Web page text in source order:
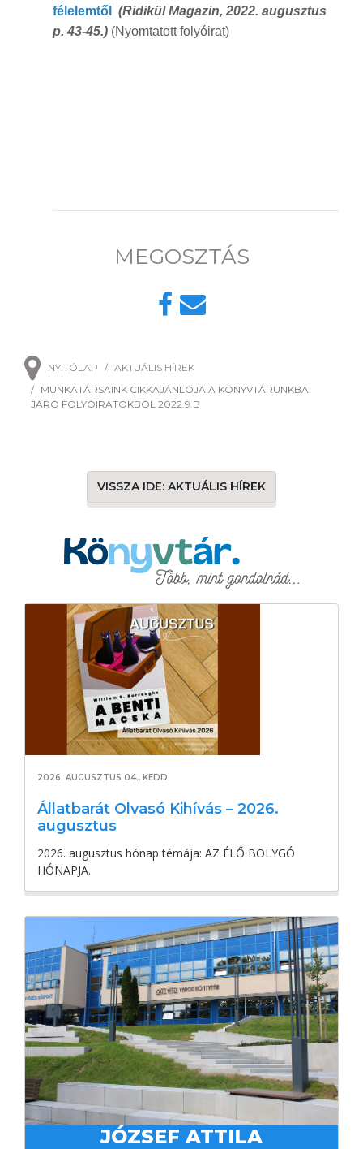
félelemtől
(Ridikül Magazin, 2022. augusztus
p. 43-45.) (Nyomtatott folyóirat)
MEGOSZTÁS
NYITÓLAP
AKTUÁLIS HÍREK
MUNKATÁRSAINK CIKKAJÁNLÓJA A KÖNYVTÁRUNKBA
JÁRÓ FOLYÓIRATOKBÓL 2022.9.B
VISSZA IDE: AKTUÁLIS HÍREK
2026. AUGUSZTUS 04., KEDD
Állatbarát Olvasó Kihívás – 2026.
augusztus
2026. augusztus hónap témája: AZ ÉLŐ BOLYGÓ
HÓNAPJA.
JÓZSEF ATTILA